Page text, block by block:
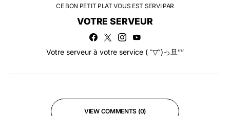
CE BON PETIT PLAT VOUS EST SERVI PAR
VOTRE SERVEUR
Votre serveur à votre service ( ˘▽˘)っ旦””
VIEW COMMENTS (0)